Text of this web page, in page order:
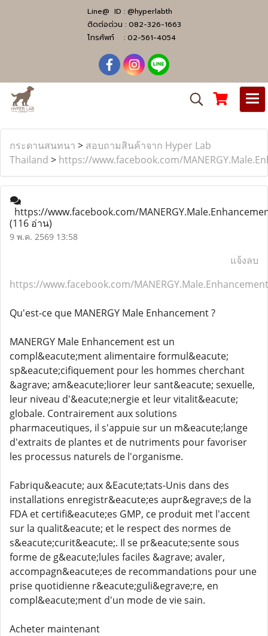
Line@ ID : @hyperlabth
ติดต่อด่วน : 082-326-1663
โทรศัพท์ : 02-561-4054
กระดานสนทนา > สอบถามสินค้าจาก Hyper Lab
Thailand > https://www.facebook.com/
https://www.facebook.com/
(116 อ่าน)
9 พ.ค. 2569 13:58
แจ้งลบ
https://www.facebook.com/
Qu'est-ce que MANERGY Male Enhancement ?
MANERGY Male Enhancement est un
compl&eacute;ment alimentaire formul&eacute;
sp&eacute;cifiquement pour les hommes cherchant
&agrave; am&eacute;liorer leur sant&eacute; sexuelle,
leur niveau d'&eacute;nergie et leur vitalit&eacute;
globale. Contrairement aux solutions
pharmaceutiques, il s'appuie sur un m&eacute;lange
d'extraits de plantes et de nutriments pour favoriser
les processus naturels de l'organisme.
Fabriqu&eacute; aux &Eacute;tats-Unis dans des
installations enregistr&eacute;es aupr&egrave;s de la
FDA et certifi&eacute;es GMP, ce produit met l'accent
sur la qualit&eacute; et le respect des normes de
s&eacute;curit&eacute;. Il se pr&eacute;sente sous
forme de g&eacute;lules faciles &agrave; avaler,
accompagn&eacute;es de recommandations pour une
prise quotidienne r&eacute;guli&egrave;re, en
compl&eacute;ment d'un mode de vie sain.
Acheter maintenant